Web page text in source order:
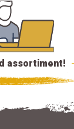
assortiment!